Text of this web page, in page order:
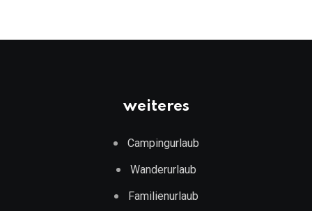
weiteres
Campingurlaub
Wanderurlaub
Familienurlaub